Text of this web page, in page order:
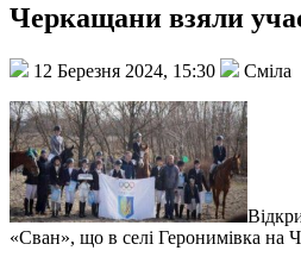
Черкащани взяли
12 Березня 2024, 15:30 Сміла
«Сван», що в селі Геронимівка на